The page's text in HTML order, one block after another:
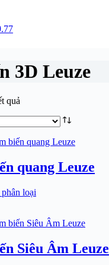
3D Leuze
quả
quang Leuze
loại
Siêu Âm Leuze